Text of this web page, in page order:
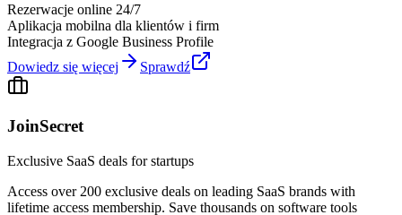
Rezerwacje online 24/7
Aplikacja mobilna dla klientów i firm
Integracja z Google Business Profile
Dowiedz się więcej
Sprawdź
JoinSecret
Exclusive SaaS deals for startups
Access over 200 exclusive deals on leading SaaS brands with
lifetime access membership. Save thousands on software tools